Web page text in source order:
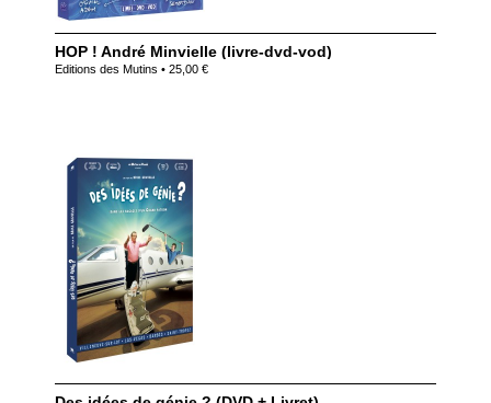
HOP ! André Minvielle (livre-dvd-vod)
Editions des Mutins • 25,00 €